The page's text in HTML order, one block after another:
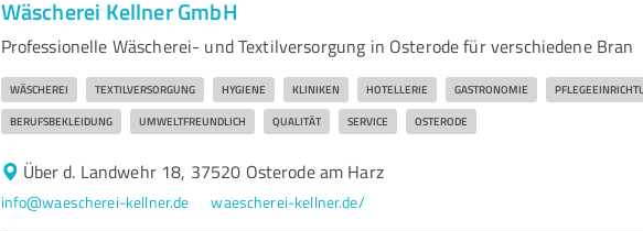
Wäscherei Kellner GmbH
Professionelle Wäscherei- und Textilversorgung in Osterode für verschiedene Bran
WÄSCHEREI TEXTILVERSORGUNG HYGIENE KLINIKEN HOTELLERIE GASTRONOMIE
BERUFSBEKLEIDUNG UMWELTFREUNDLICH QUALITÄT SERVICE OSTERODE
Über d. Landwehr 18, 37520 Osterode am Harz
info@waescherei-kellner.de waescherei-kellner.de/